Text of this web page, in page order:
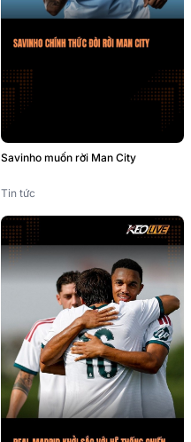
Savinho muốn rời Man City
Tin tức